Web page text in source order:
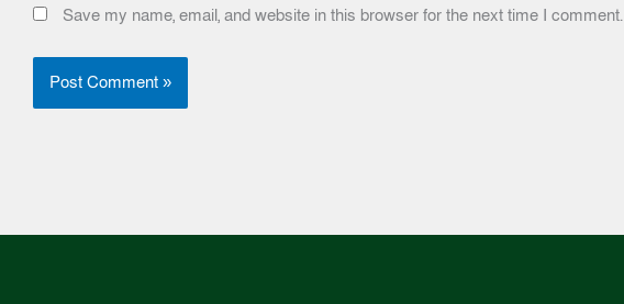
Save my name, email, and website in this browser for the next time I comment.